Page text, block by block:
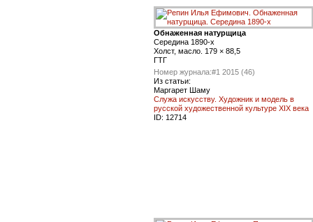
Обнаженная натурщица
Середина 1890-х
Холст, масло. 179 × 88,5
ГТГ
Номер журнала:#1 2015 (46)
Из статьи:
Маргарет Шаму
Служа искусству. Художник и модель в
русской художественной культуре XIX века
ID: 12714